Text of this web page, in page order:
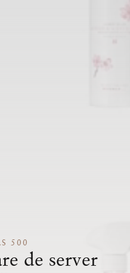
500
de server